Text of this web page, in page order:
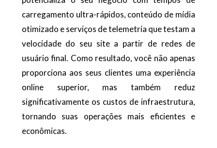
carregamento ultra-rápidos, conteúdo de mídia
otimizado e serviços de telemetria que testam a
velocidade do seu site a partir de redes de
usuário final. Como resultado, você não apenas
proporciona aos seus clientes uma experiência
online superior, mas também reduz
significativamente os custos de infraestrutura,
tornando suas operações mais eficientes e
econômicas.